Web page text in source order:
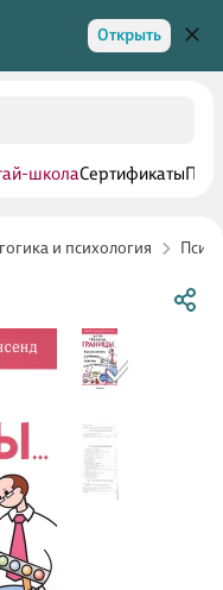
Открыть
школаСертификаты
и психология